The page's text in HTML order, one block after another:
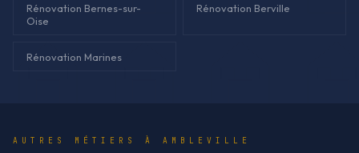
Rénovation Bernes-sur-
Oise
Rénovation Berville
Rénovation Marines
AUTRES MÉTIERS À AMBLEVILLE